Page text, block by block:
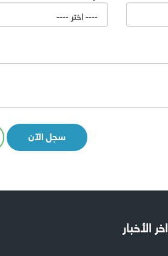
سجل الآن
اخر الأخبار